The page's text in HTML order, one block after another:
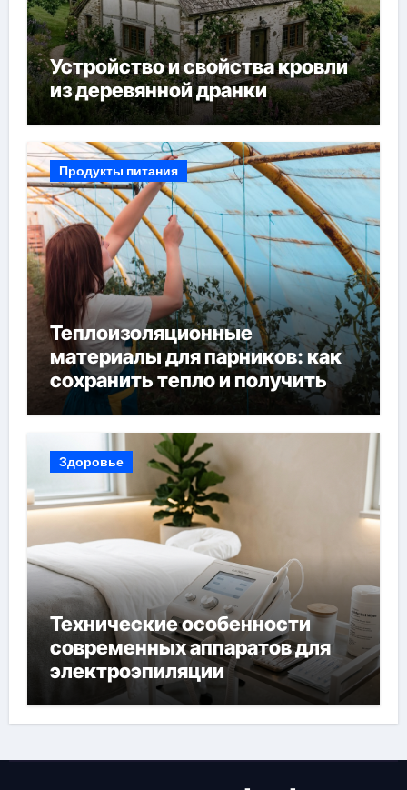
Устройство и свойства кровли
из деревянной дранки
Продукты питания
Теплоизоляционные
материалы для парников: как
сохранить тепло и получить
богатый урожай
Здоровье
Технические особенности
современных аппаратов для
электроэпиляции